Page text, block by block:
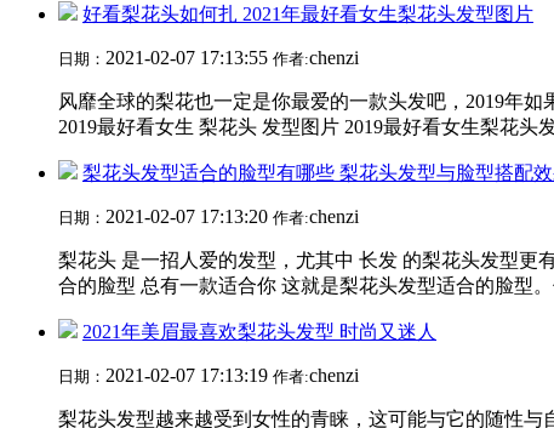
好看梨花头如何扎 2021年最好看女生梨花头发型图片
日期： 2021-02-07 17:13:55 作者:chenzi
风靡全球的梨花也一定是你最爱的一款头发吧，2019年
2019最好看女生 梨花头 发型图片 2019最好看女生梨花头
梨花头发型适合的脸型有哪些 梨花头发型与脸型搭配
日期： 2021-02-07 17:13:20 作者:chenzi
梨花头 是一招人爱的发型，尤其中 长发 的梨花头发型更
合的脸型 总有一款适合你 这就是梨花头发型适合的脸型
2021年美眉最喜欢梨花头发型 时尚又迷人
日期： 2021-02-07 17:13:19 作者:chenzi
梨花头发型越来越受到女性的青睐，这可能与它的随性